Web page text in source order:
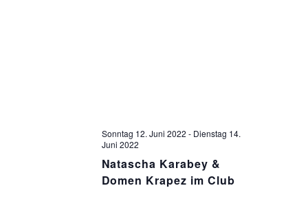
Sonntag 12. Juni 2022 - Dienstag 14.
Juni 2022
Natascha Karabey &
Domen Krapez im Club